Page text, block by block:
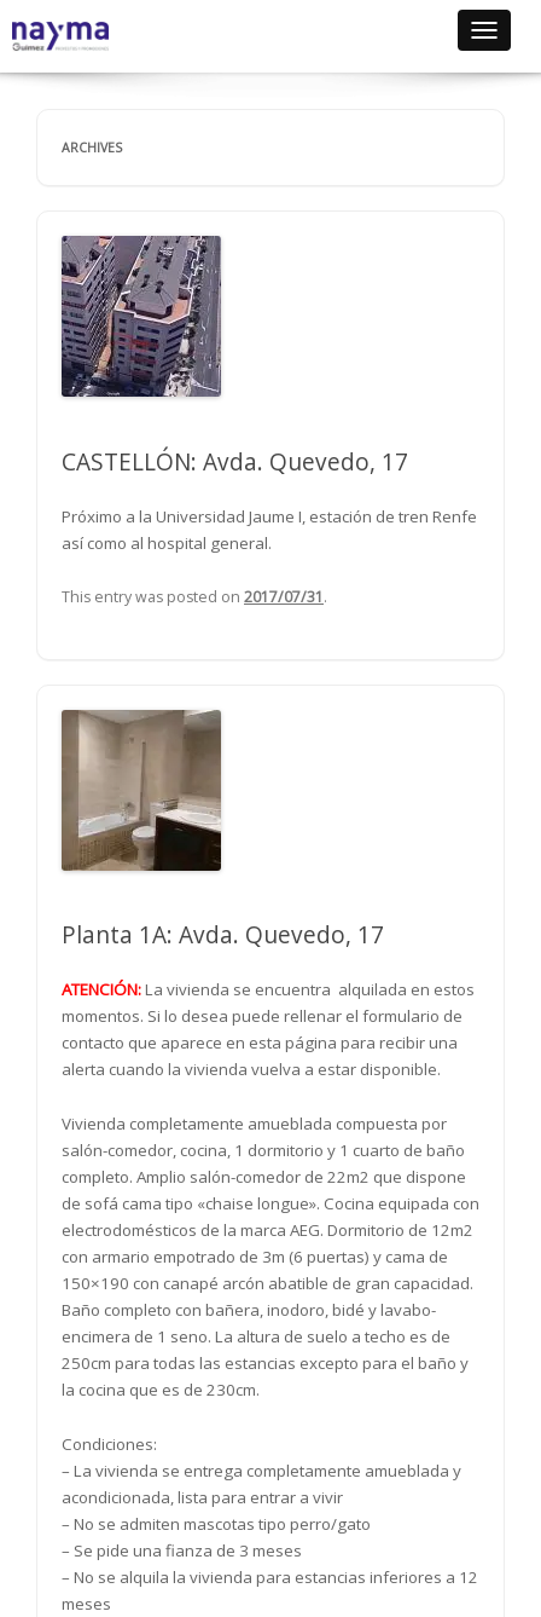
Toggle
ARCHIVES
CASTELLÓN: Avda. Quevedo, 17
Próximo a la Universidad Jaume I, estación de tren Renfe
así como al hospital general.
This entry was posted on 2017/07/31.
Planta 1A: Avda. Quevedo, 17
ATENCIÓN:La vivienda se encuentra alquilada en estos
momentos. Si lo desea puede rellenar el formulario de
contacto que aparece en esta página para recibir una
alerta cuando la vivienda vuelva a estar disponible.
Vivienda completamente amueblada compuesta por
salón-comedor, cocina, 1 dormitorio y 1 cuarto de baño
completo. Amplio salón-comedor de 22m2 que dispone
de sofá cama tipo «chaise longue». Cocina equipada con
electrodomésticos de la marca AEG. Dormitorio de 12m2
con armario empotrado de 3m (6 puertas) y cama de
150×190 con canapé arcón abatible de gran capacidad.
Baño completo con bañera, inodoro, bidé y lavabo-
encimera de 1 seno. La altura de suelo a techo es de
250cm para todas las estancias excepto para el baño y
la cocina que es de 230cm.
Condiciones:
– La vivienda se entrega completamente amueblada y
acondicionada, lista para entrar a vivir
– No se admiten mascotas tipo perro/gato
– Se pide una fianza de 3 meses
– No se alquila la vivienda para estancias inferiores a 12
meses